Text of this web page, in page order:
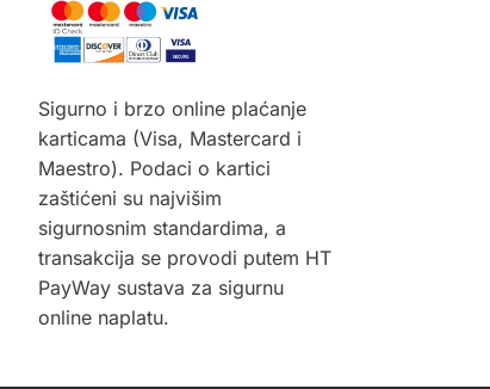
Sigurno i brzo online plaćanje
karticama (Visa, Mastercard i
Maestro). Podaci o kartici
zaštićeni su najvišim
sigurnosnim standardima, a
transakcija se provodi putem HT
PayWay sustava za sigurnu
online naplatu.